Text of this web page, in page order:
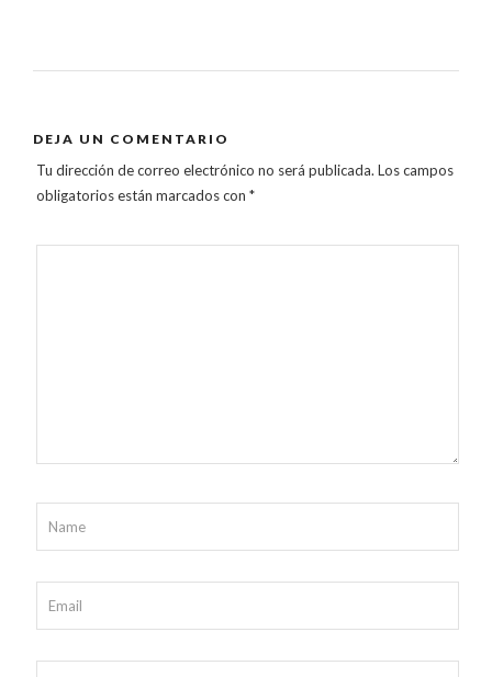
DEJA UN COMENTARIO
Tu dirección de correo electrónico no será publicada. Los campos
obligatorios están marcados con *